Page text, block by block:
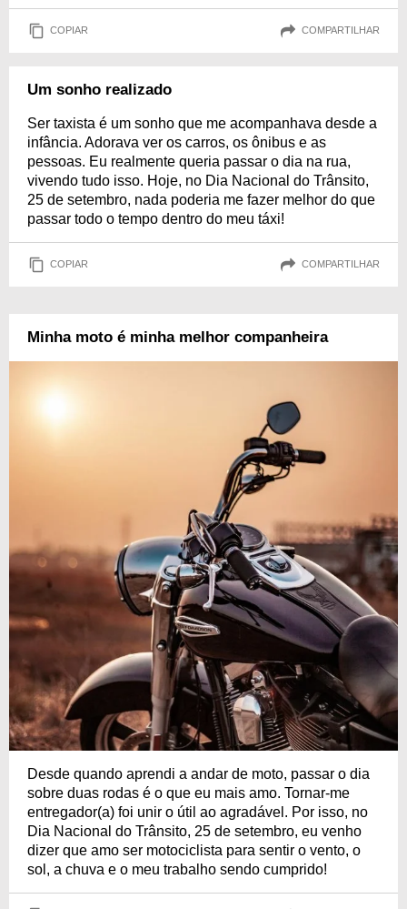
COPIAR COMPARTILHAR
Um sonho realizado
Ser taxista é um sonho que me acompanhava desde a
infância. Adorava ver os carros, os ônibus e as
pessoas. Eu realmente queria passar o dia na rua,
vivendo tudo isso. Hoje, no Dia Nacional do Trânsito,
25 de setembro, nada poderia me fazer melhor do que
passar todo o tempo dentro do meu táxi!
COPIAR COMPARTILHAR
Minha moto é minha melhor companheira
Desde quando aprendi a andar de moto, passar o dia
sobre duas rodas é o que eu mais amo. Tornar-me
entregador(a) foi unir o útil ao agradável. Por isso, no
Dia Nacional do Trânsito, 25 de setembro, eu venho
dizer que amo ser motociclista para sentir o vento, o
sol, a chuva e o meu trabalho sendo cumprido!